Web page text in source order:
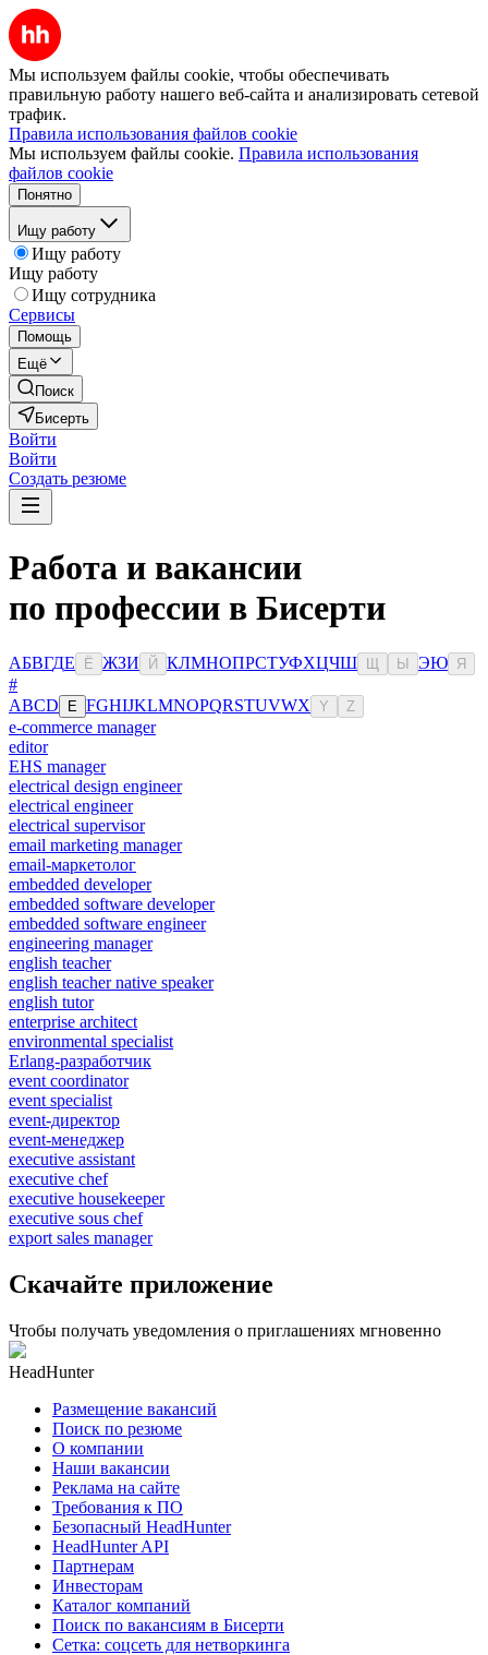
Мы используем файлы cookie, чтобы обеспечивать
правильную работу нашего веб-сайта и анализировать сетевой
трафик.
Правила использования файлов cookie
Мы используем файлы cookie. Правила использования
файлов cookie
Понятно
Ищу работу
Ищу работу
Ищу работу
Ищу сотрудника
Сервисы
Помощь
Ещё
Поиск
Бисерть
Войти
Войти
Создать резюме
Работа и вакансии
по профессии в Бисерти
АБВГДЕ Ё ЖЗИ Й КЛМНОПРСТУФХЦЧШ Ы ЭЮ Я
#
ABCD E FGHIJKLMNOPQRSTUVWX Y Z
e-commerce manager
editor
EHS manager
electrical design engineer
electrical engineer
electrical supervisor
email marketing manager
email-маркетолог
embedded developer
embedded software developer
embedded software engineer
engineering manager
english teacher
english teacher native speaker
english tutor
enterprise architect
environmental specialist
Erlang-разработчик
event coordinator
event specialist
event-директор
event-менеджер
executive assistant
executive chef
executive housekeeper
executive sous chef
export sales manager
Скачайте приложение
Чтобы получать уведомления о приглашениях мгновенно
HeadHunter
Размещение вакансий
Поиск по резюме
О компании
Наши вакансии
Реклама на сайте
Требования к ПО
Безопасный HeadHunter
HeadHunter API
Партнерам
Инвесторам
Каталог компаний
Поиск по вакансиям в Бисерти
Сетка: соцсеть для нетворкинга